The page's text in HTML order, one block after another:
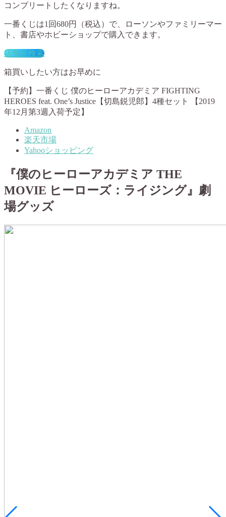
コンプリートしたくなりますね。
一番くじは1回680円（税込） で、ローソンやファミリーマー
ト、書店やホビーショップで購入できます。
店舗を検索
箱買いしたい方はお早めに
【予約】一番くじ 僕のヒーローアカデミア FIGHTING
HEROES feat. One’s Justice【切島鋭児郎】4種セット 【2019
年12月第3週入荷予定】
Amazon
楽天市場
Yahooショッピング
『僕のヒーローアカデミア THE
MOVIE ヒーローズ：ライジング』劇
場グッズ